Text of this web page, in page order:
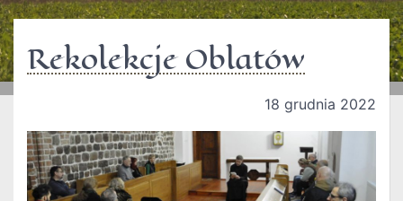
Rekolekcje Oblatów
18 grudnia 2022